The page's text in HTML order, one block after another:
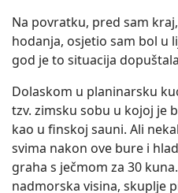
Na povratku, pred sam
hodanja, osjetio sam bol u
god je to situacija
Dolaskom u planinarsku
tzv. zimsku sobu u kojoj je
kao u finskoj sauni. Ali
svima nakon ove bure i
graha s ječmom za 30
nadmorska visina, skuplje